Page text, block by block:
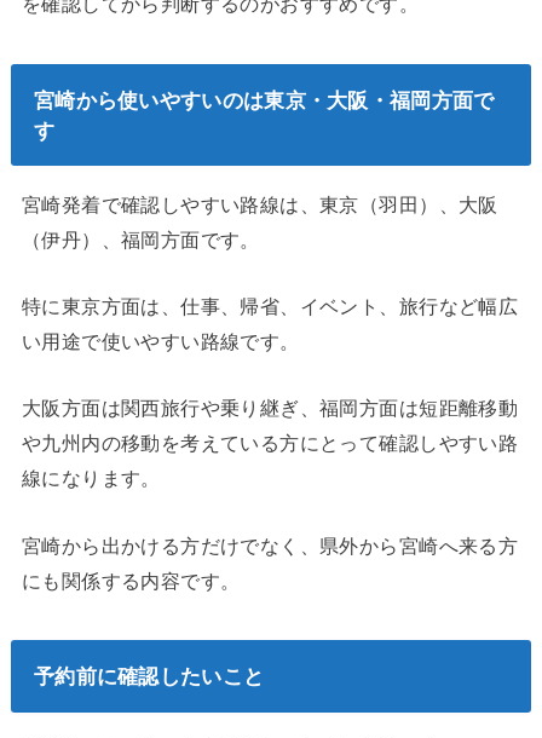
宮崎から使いやすいのは東京・大阪・福岡方面で
す
宮崎発着で確認しやすい路線は、東京（羽田）、大阪
（伊丹）、福岡方面です。
特に東京方面は、仕事、帰省、イベント、旅行など幅広
い用途で使いやすい路線です。
大阪方面は関西旅行や乗り継ぎ、福岡方面は短距離移動
や九州内の移動を考えている方にとって確認しやすい路
線になります。
宮崎から出かける方だけでなく、県外から宮崎へ来る方
にも関係する内容です。
予約前に確認したいこと